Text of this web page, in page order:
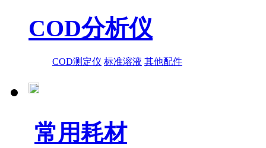
COD分析仪
COD测定仪 标准溶液 其他配件
常用耗材